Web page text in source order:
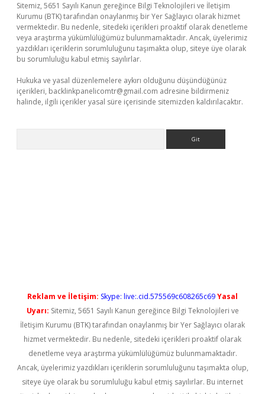
Sitemiz, 5651 Sayılı Kanun gereğince Bilgi Teknolojileri ve İletişim
Kurumu (BTK) tarafından onaylanmış bir Yer Sağlayıcı olarak hizmet
vermektedir. Bu nedenle, sitedeki içerikleri proaktif olarak denetleme
veya araştırma yükümlülüğümüz bulunmamaktadır. Ancak, üyelerimiz
yazdıkları içeriklerin sorumluluğunu taşımakta olup, siteye üye olarak
bu sorumluluğu kabul etmiş sayılırlar.
Hukuka ve yasal düzenlemelere aykırı olduğunu düşündüğünüz
içerikleri, backlinkpanelicomtr@gmail.com adresine bildirmeniz
halinde, ilgili içerikler yasal süre içerisinde sitemizden kaldırılacaktır.
Reklam ve İletişim: Skype: live:.cid.575569c608265c69Yasal
Uyarı: Sitemiz, 5651 Sayılı Kanun gereğince Bilgi Teknolojileri ve
İletişim Kurumu (BTK) tarafından onaylanmış bir Yer Sağlayıcı olarak
hizmet vermektedir. Bu nedenle, sitedeki içerikleri proaktif olarak
denetleme veya araştırma yükümlülüğümüz bulunmamaktadır.
Ancak, üyelerimiz yazdıkları içeriklerin sorumluluğunu taşımakta olup,
siteye üye olarak bu sorumluluğu kabul etmiş sayılırlar. Bu internet